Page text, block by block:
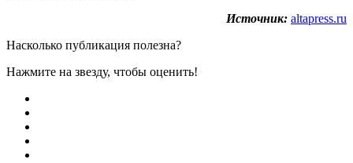
Источник: altapress.ru
Насколько публикация полезна?
Нажмите на звезду, чтобы оценить!